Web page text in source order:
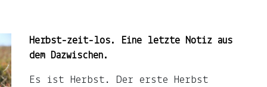
Herbst-zeit-los. Eine letzte Notiz aus
dem Dazwischen.
Es ist Herbst. Der erste Herbst